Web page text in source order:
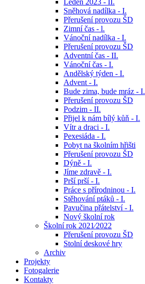
Leden 2023 - II.
Sněhová nadílka - I.
Přerušení provozu ŠD
Zimní čas - l.
Vánoční nadílka - I.
Přerušení provozu ŠD
Adventní čas - II.
Vánoční čas - I.
Andělský týden - I.
Advent - I.
Bude zima, bude mráz - I.
Přerušení provozu ŠD
Podzim - II.
Přijel k nám bílý kůň - I.
Vítr a draci - I.
Pexesiáda - I.
Pobyt na školním hřišti
Přerušení provozu ŠD
Dýně - I.
Jíme zdravě - I.
Prší prší - I.
Práce s přírodninou - I.
Stěhování ptáků - I.
Pavučina přátelství - I.
Nový školní rok
Školní rok 2021⁄2022
Přerušení provozu ŠD
Stolní deskové hry
Archiv
Projekty
Fotogalerie
Kontakty